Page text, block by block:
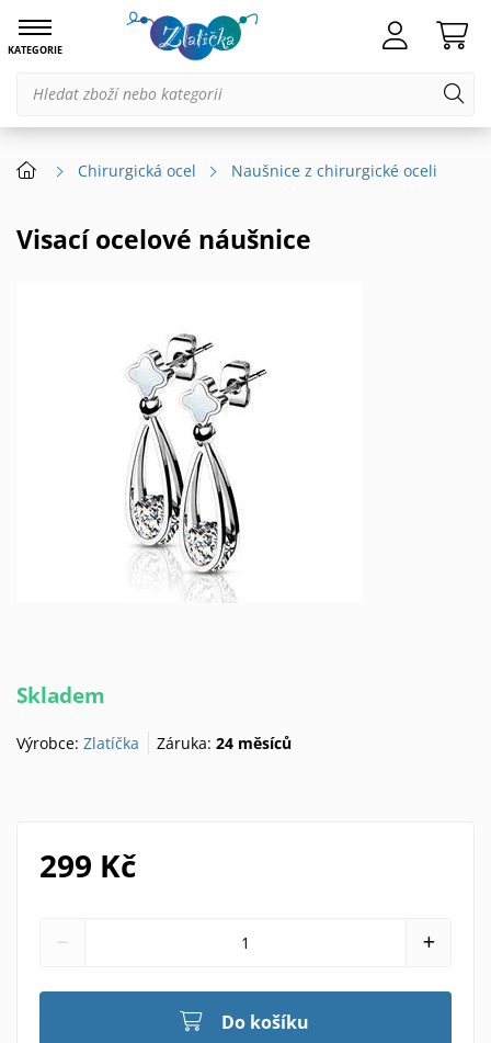
KATEGORIE
Chirurgická ocel Naušnice z chirurgické oceli
Visací ocelové náušnice
Skladem
Výrobce: Zlatíčka Záruka:24 měsíců
299 Kč
Do košíku